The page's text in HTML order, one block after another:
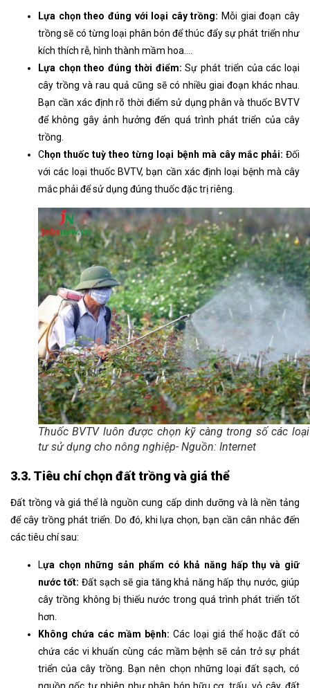
Lựa chọn theo đúng với loại cây trồng: Mỗi giai đoạn cây
trồng sẽ có từng loại phân bón để thúc đẩy sự phát triển như
kích thích rễ, hình thành mầm hoa….
Lựa chọn theo đúng thời điểm: Sự phát triển của các loại
cây trồng và rau quả cũng sẽ có nhiều giai đoạn khác nhau.
Bạn cần xác định rõ thời điểm sử dụng phân và thuốc BVTV
để không gây ảnh hưởng đến quá trình phát triển của cây
trồng.
Chọn thuốc tuỳ theo từng loại bệnh mà cây mắc phải: Đối
với các loại thuốc BVTV, bạn cần xác định loại bệnh mà cây
mắc phải để sử dụng đúng thuốc đặc trị riêng.
Thuốc BVTV luôn được chọn kỹ càng trong số các
tư sử dụng cho nông nghiệp- Nguồn: Internet
3.3. Tiêu chí chọn đất trồng và giá thể
Đất trồng và giá thể là nguồn cung cấp dinh dưỡng và là nền tảng
để cây trồng phát triển. Do đó, khi lựa chọn, bạn cần cân nhắc đến
các tiêu chí sau:
Lựa chọn những sản phẩm có khả năng hấp thụ và giữ
nước tốt: Đất sạch sẽ gia tăng khả năng hấp thụ nước, giúp
cây trồng không bị thiếu nước trong quá trình phát triển tốt
hơn.
Không chứa các mầm bệnh:Các loại giá thể hoặc đất có
chứa các vi khuẩn cùng các mầm bệnh sẽ cản trở sự phát
triển của cây trồng. Bạn nên chọn những loại đất sạch, có